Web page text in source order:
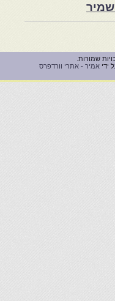
ידי אמיר - אתרי וורדפרס